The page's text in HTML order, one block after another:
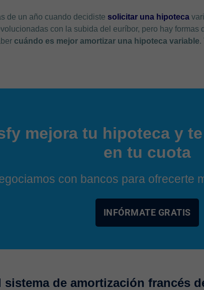
de un año cuando decidiste solicitar una hipoteca
con la subida del euríbor, pero hay formas
cuándo es mejor amortizar una hipoteca variable.
mejora tu hipoteca y
en tu cuota
con bancos para ofrecerte
INFÓRMATE GRATIS
sistema de amortización francés